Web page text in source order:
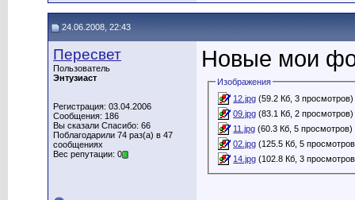
24.06.2008, 22:43
Пересвет
Пользователь
Энтузиаст
Регистрация: 03.04.2006
Сообщения: 186
Вы сказали Спасибо: 66
Поблагодарили 74 раз(а) в 47
сообщениях
Вес репутации: 0
Новые мои
Изображения
12.jpg (59.2 Кб, 3 просмотров)
09.jpg (83.1 Кб, 2 просмотров)
11.jpg (60.3 Кб, 5 просмотров)
02.jpg (125.5 Кб, 5
14.jpg (102.8 Кб, 3